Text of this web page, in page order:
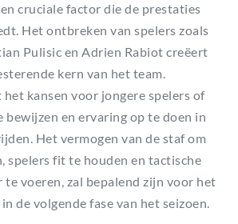
cruciale factor die de prestaties
Het ontbreken van spelers zoals
Pulisic en Adrien Rabiot creëert
kern van het team.
kansen voor jongere spelers of
bewijzen en ervaring op te doen in
Het vermogen van de staf om
spelers fit te houden en tactische
te voeren, zal bepalend zijn voor het
de volgende fase van het seizoen.